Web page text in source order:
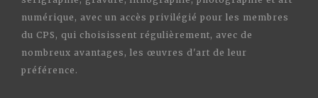
numérique, avec un accès privilégié pour les membres
du CPS, qui choisissent régulièrement, avec de
nombreux avantages, les œuvres d'art de leur
préférence.